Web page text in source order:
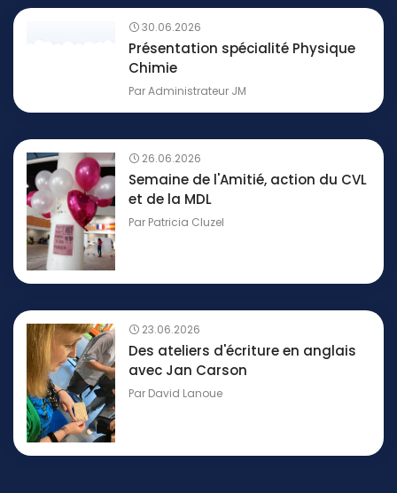
30.06.2026
Présentation spécialité Physique
Chimie
ParAdministrateur JM
26.06.2026
Semaine de l'Amitié, action du CVL
et de la MDL
Par Patricia Cluzel
23.06.2026
Des ateliers d'écriture en anglais
avec Jan Carson
Par David Lanoue